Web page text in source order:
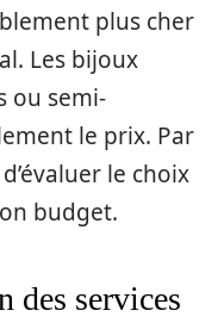
plus cher
Les bijoux
ou semi-
le prix. Par
le choix
budget.
des services